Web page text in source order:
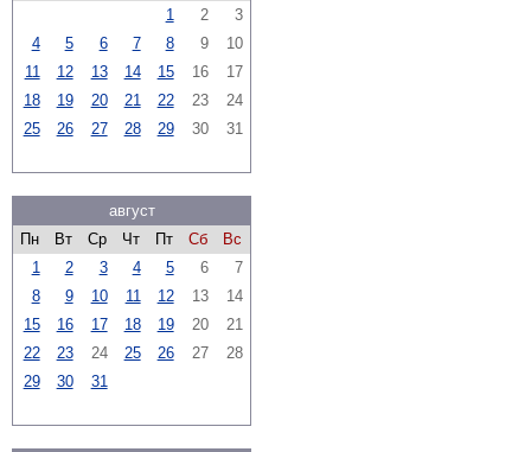
1
2
3
4
5 6 7 8 9
10
11
12 13 14 15 16
17
18
19 20 21 22 23
24
25
26 27 28 29 30 31
август
Пн
Вт Ср Чт Пт Сб
Вс
1
2 3 4 5 6
7
8
9 10 11 12 13
14
15
16 17 18 19 20
21
22
23 24 25 26 27
28
29
30 31